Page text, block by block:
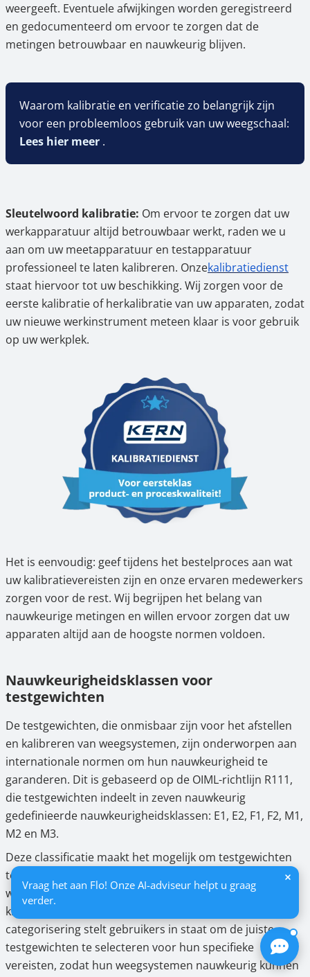
weergeeft. Eventuele afwijkingen worden geregistreerd
en gedocumenteerd om ervoor te zorgen dat de
metingen betrouwbaar en nauwkeurig blijven.
Waarom kalibratie en verificatie zo belangrijk zijn
voor een probleemloos gebruik van uw weegschaal:
Lees hier meer .
Sleutelwoord kalibratie: Om ervoor te zorgen dat uw
werkapparatuur altijd betrouwbaar werkt, raden we u
aan om uw meetapparatuur en testapparatuur
professioneel te laten kalibreren. Onzekalibratiedienst
staat hiervoor tot uw beschikking. Wij zorgen voor de
eerste kalibratie of herkalibratie van uw apparaten, zodat
uw nieuwe werkinstrument meteen klaar is voor gebruik
op uw werkplek.
Het is eenvoudig: geef tijdens het bestelproces aan wat
uw kalibratievereisten zijn en onze ervaren medewerkers
zorgen voor de rest. Wij begrijpen het belang van
nauwkeurige metingen en willen ervoor zorgen dat uw
apparaten altijd aan de hoogste normen voldoen.
Nauwkeurigheidsklassen voor
testgewichten
De testgewichten, die onmisbaar zijn voor het afstellen
en kalibreren van weegsystemen, zijn onderworpen aan
internationale normen om hun nauwkeurigheid te
garanderen. Dit is gebaseerd op de OIML-richtlijn R111,
die testgewichten indeelt in zeven nauwkeurig
gedefinieerde nauwkeurigheidsklassen: E1, E2, F1, F2, M1,
M2 en M3.
Deze classificatie maakt het mogelijk om testgewichten
te selecteren op basis van hun nauwkeurigheidsgraad,
waarbij E1 de meest nauwkeurige klasse is en M3 de
klasse met de laagste nauwkeurigheid. Deze
categorisering stelt gebruikers in staat om de juiste
testgewichten te selecteren voor hun specifieke
vereisten, zodat hun weegsystemen nauwkeurig kunnen
Vraag het aan Flo! Onze AI-adviseur helpt u graag
verder.